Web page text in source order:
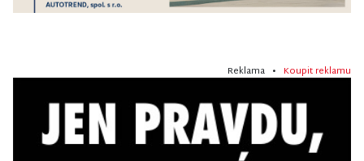
Reklama • Koupit reklamu